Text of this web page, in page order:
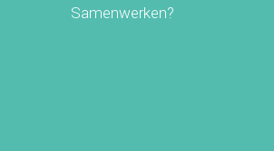
Samenwerken?